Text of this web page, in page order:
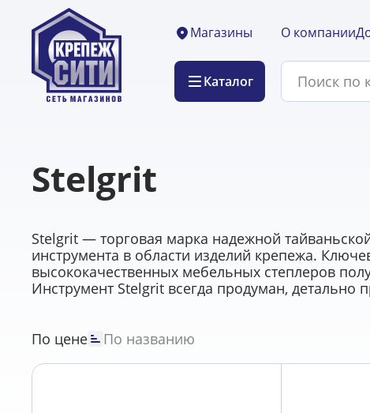
Магазины
Каталог
О компании
Stelgrit
Stelgrit — торговая марка надежной
инструмента в области изделий крепежа.
высококачественных мебельных степлеров
Инструмент Stelgrit всегда продуман, детально
По цене По названию